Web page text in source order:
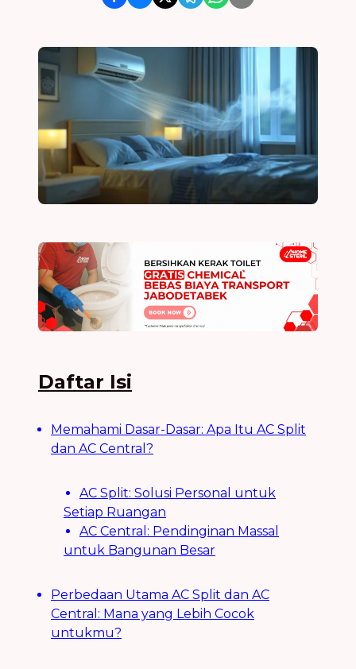
Daftar Isi
Memahami Dasar-Dasar: Apa Itu AC Split
dan AC Central?
AC Split: Solusi Personal untuk
Setiap Ruangan
AC Central: Pendinginan Massal
untuk Bangunan Besar
Perbedaan Utama AC Split dan AC
Central: Mana yang Lebih Cocok
untukmu?